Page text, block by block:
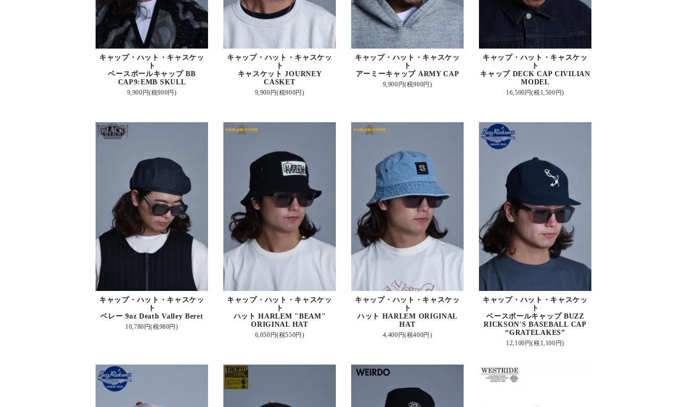
キャップ・ハット・キャスケッ
ト
ベースボールキャップ BB
CAP9:EMB SKULL
9,900円(税900円)
キャップ・ハット・キャスケッ
ト
キャスケット JOURNEY
CASKET
9,900円(税900円)
キャップ・ハット・キャスケッ
ト
アーミーキャップ ARMY CAP
9,900円(税900円)
キャップ・ハット・キャスケッ
ト
キャップ DECK CAP CIVILIAN
MODEL
16,500円(税1,500円)
キャップ・ハット・キャスケッ
ト
ベレー 9oz Death Valley Beret
10,780円(税980円)
キャップ・ハット・キャスケッ
ト
ハット HARLEM "BEAM"
ORIGINAL HAT
6,050円(税550円)
キャップ・ハット・キャスケッ
ト
ハット HARLEM ORIGINAL
HAT
4,400円(税400円)
キャップ・ハット・キャスケッ
ト
ベースボールキャップ BUZZ
RICKSON'S BASEBALL CAP
“GRATELAKES”
12,100円(税1,100円)